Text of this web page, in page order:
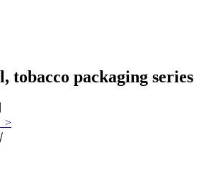
tobacco packaging series
>